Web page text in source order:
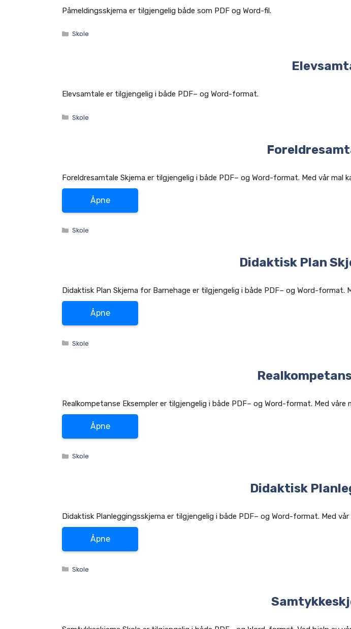
Påmeldingsskjema er tilgjengelig både som PDF og Word-fil.
Kategorier
Skole
Elevsamtale er tilgjengelig i både PDF– og Word-format.
Kategorier
Skole
Foreldresamtale Skjema er tilgjengelig i både PDF– og Word-format. Med vår
Åpne
Kategorier
Skole
Didaktisk Plan
Didaktisk Plan Skjema for Barnehage er tilgjengelig i både PDF– og Word-format.
Åpne
Kategorier
Skole
Realkompetanse Eksempler er tilgjengelig i både PDF– og Word-format. Med
Åpne
Kategorier
Skole
Didaktisk
Didaktisk Planleggingsskjema er tilgjengelig i både PDF– og Word-format. Med
Åpne
Kategorier
Skole